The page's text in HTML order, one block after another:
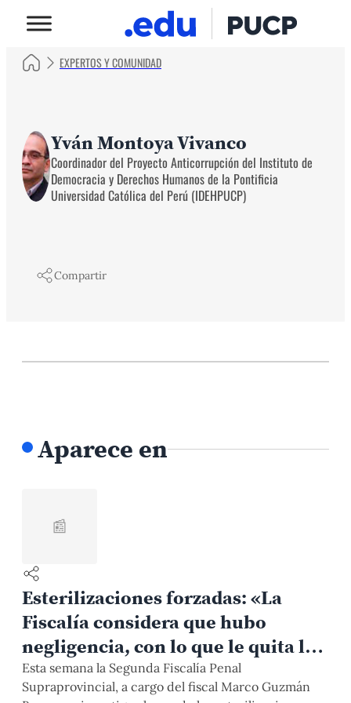
EXPERTOS Y COMUNIDAD
Yván Montoya Vivanco
Coordinador del Proyecto Anticorrupción del Instituto de
Democracia y Derechos Humanos de la Pontificia
Universidad Católica del Perú (IDEHPUCP)
Compartir
Aparece en
📰
Esterilizaciones forzadas: «La
Fiscalía considera que hubo
negligencia, con lo que le quita la
gravedad del caso»
Esta semana la Segunda Fiscalía Penal
Supraprovincial, a cargo del fiscal Marco Guzmán